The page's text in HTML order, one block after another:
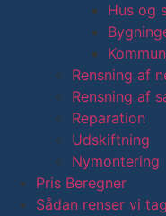
Hus og
Rensning af
Rensning af
Reparation
Udskiftning
Nymontering
Pris Beregner
Sådan renser vi